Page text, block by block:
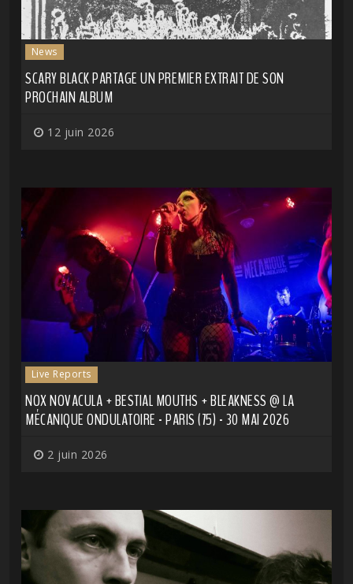
News
SCARY BLACK PARTAGE UN PREMIER EXTRAIT DE SON
PROCHAIN ALBUM
12 juin 2026
Live Reports
NOX NOVACULA + BESTIAL MOUTHS + BLEAKNESS @ LA
MÉCANIQUE ONDULATOIRE - PARIS (75) - 30 MAI 2026
2 juin 2026